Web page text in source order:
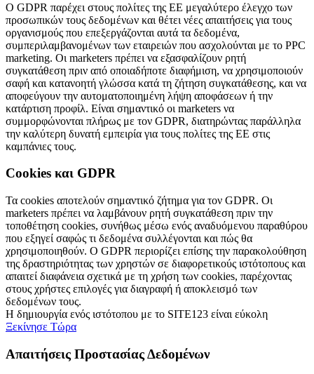
Ο GDPR παρέχει στους πολίτες της ΕΕ μεγαλύτερο έλεγχο των
προσωπικών τους δεδομένων και θέτει νέες απαιτήσεις για τους
οργανισμούς που επεξεργάζονται αυτά τα δεδομένα,
συμπεριλαμβανομένων των εταιρειών που ασχολούνται με το PPC
marketing. Οι marketers πρέπει να εξασφαλίζουν ρητή
συγκατάθεση πριν από οποιαδήποτε διαφήμιση, να χρησιμοποιούν
σαφή και κατανοητή γλώσσα κατά τη ζήτηση συγκατάθεσης, και να
αποφεύγουν την αυτοματοποιημένη λήψη αποφάσεων ή την
κατάρτιση προφίλ. Είναι σημαντικό οι marketers να
συμμορφώνονται πλήρως με τον GDPR, διατηρώντας παράλληλα
την καλύτερη δυνατή εμπειρία για τους πολίτες της ΕΕ στις
καμπάνιες τους.
Cookies και GDPR
Τα cookies αποτελούν σημαντικό ζήτημα για τον GDPR. Οι
marketers πρέπει να λαμβάνουν ρητή συγκατάθεση πριν την
τοποθέτηση cookies, συνήθως μέσω ενός αναδυόμενου παραθύρου
που εξηγεί σαφώς τι δεδομένα συλλέγονται και πώς θα
χρησιμοποιηθούν. Ο GDPR περιορίζει επίσης την παρακολούθηση
της δραστηριότητας των χρηστών σε διαφορετικούς ιστότοπους και
απαιτεί διαφάνεια σχετικά με τη χρήση των cookies, παρέχοντας
στους χρήστες επιλογές για διαγραφή ή αποκλεισμό των
δεδομένων τους.
Η δημιουργία ενός ιστότοπου με το SITE123 είναι εύκολη
Ξεκίνησε Τώρα
Απαιτήσεις Προστασίας Δεδομένων